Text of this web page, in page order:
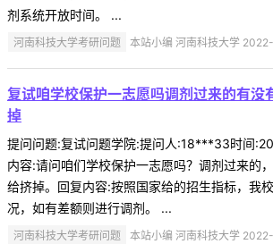
剂系统开放时间。 ...
河南科技大学考研问题 本站小编 河南科技大学
复试咱学校保护一志愿吗调剂过来的有没
掉
提问问题:复试问题学院:提问人:18***33时间
内容:请问咱们学校保护一志愿吗？调剂过来的
给挤掉。回复内容:按照国家给的招生指标，我
况，如有差额则进行调剂。 ...
河南科技大学考研问题 本站小编 河南科技大学